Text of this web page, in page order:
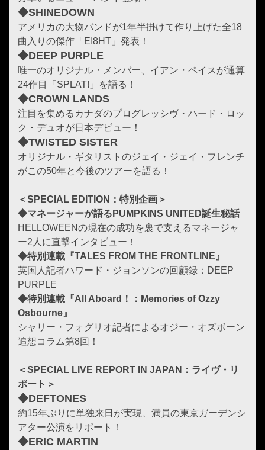
◆SHINEDOWN
アメリカの大物バンドが1年半掛けて作り上げた全18
曲入りの傑作「EI8HT」発表！
◆DEEP PURPLE
唯一のオリジナル・メンバー、イアン・ペイスが通算
24作目「SPLAT!」を語る！
◆CROWN LANDS
注目を集めるカナダのプログレッシヴ・ハード・ロッ
ク・デュオが日本デビュー！
◆TWISTED SISTER
オリジナル・ギタリストのジェイ・ジェイ・フレンチ
がこの50年と今後のツアーを語る！
＜SPECIAL EDITION：特別企画＞
◆マネージャーが語るPUMPKINS UNITED誕生秘話
HELLOWEENの現在の成功を裏で支えるマネージャ
ー2人に直撃インタビュー！
◆特別連載『TALES FROM THE FRONTLINE』
英国人記者ハワード・ジョンソンの回顧録：DEEP
PURPLE
◆特別連載『All Aboard！：Memories of Ozzy
Osbourne』
シャリー・フォグリオ記者によるオジー・オズボーン
追想コラム第8回！
＜SPECIAL LIVE REPORT IN JAPAN：ライヴ・リ
ポート＞
◆DEFTONES
約15年ぶりに単独来日が実現、満員の東京ガーデンシ
アター公演をリポート！
◆ERIC MARTIN